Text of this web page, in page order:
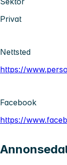
Privat
Nettsted
https://
Facebook
https://